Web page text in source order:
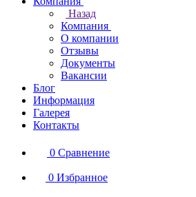
Назад
Компания
О компании
Отзывы
Документы
Вакансии
Блог
Информация
Галерея
Контакты
0 Сравнение
0 Избранное